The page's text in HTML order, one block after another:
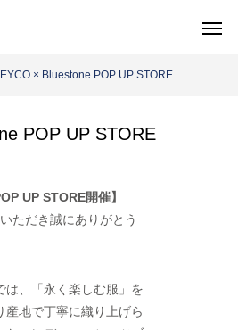
× Bluestone POP UP STORE
POP UP STORE
UP STORE開催】
ただき誠にありがとう
は、「永く楽しむ服」を
産地で丁寧に織り上げら